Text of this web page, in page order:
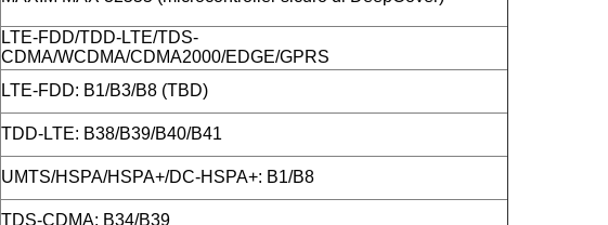
LTE-FDD/TDD-LTE/TDS-
CDMA/WCDMA/CDMA2000/EDGE/GPRS
LTE-FDD: B1/B3/B8 (TBD)
TDD-LTE: B38/B39/B40/B41
UMTS/HSPA/HSPA+/DC-HSPA+: B1/B8
TDS-CDMA: B34/B39